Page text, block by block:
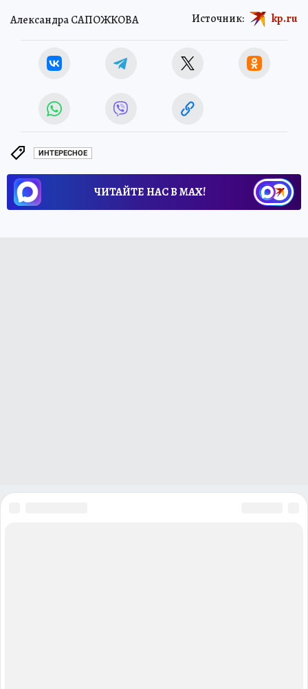
Александра САПОЖКОВА Источник: kp.ru
ИНТЕРЕСНОЕ
ЧИТАЙТЕ НАС В МАХ!